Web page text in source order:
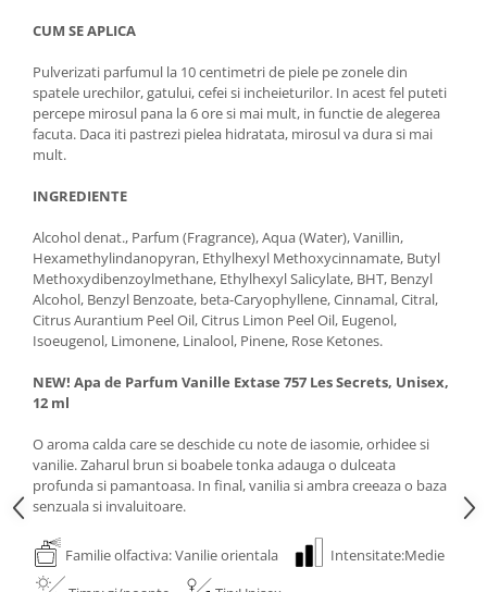
CUM SE APLICA
Pulverizati parfumul la 10 centimetri de piele pe zonele din
spatele urechilor, gatului, cefei si incheieturilor. In acest fel puteti
percepe mirosul pana la 6 ore si mai mult, in functie de alegerea
facuta. Daca iti pastrezi pielea hidratata, mirosul va dura si mai
mult.
INGREDIENTE
Alcohol denat., Parfum (Fragrance), Aqua (Water), Vanillin,
Hexamethylindanopyran, Ethylhexyl Methoxycinnamate, Butyl
Methoxydibenzoylmethane, Ethylhexyl Salicylate, BHT, Benzyl
Alcohol, Benzyl Benzoate, beta-Caryophyllene, Cinnamal, Citral,
Citrus Aurantium Peel Oil, Citrus Limon Peel Oil, Eugenol,
Isoeugenol, Limonene, Linalool, Pinene, Rose Ketones.
NEW! Apa de Parfum Vanille Extase 757 Les Secrets, Unisex,
12 ml
O aroma calda care se deschide cu note de iasomie, orhidee si
vanilie. Zaharul brun si boabele tonka adauga o dulceata
profunda si pamantoasa. In final, vanilia si ambra creeaza o baza
senzuala si invaluitoare.
Familie olfactiva: Vanilie orientala
Intensitate:Medie